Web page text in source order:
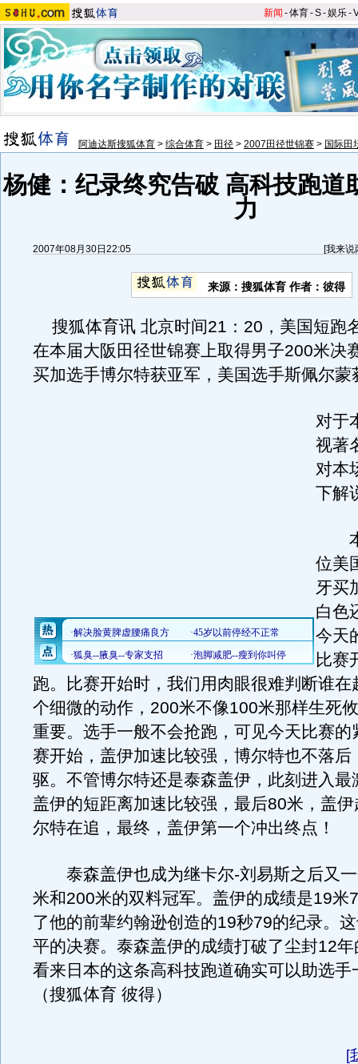
新闻 -体育-S-娱乐-
阿迪达斯搜狐体育 > 综合体育 > 田径 > 2007田径世锦赛 > 国际田
杨健：纪录终究告破 高科技跑道
力
2007年08月30日22:05 [我来说
来源：搜狐体育 作者：彼得
搜狐体育讯 北京时间21：20，美国短跑
在本届大阪田径世锦赛上取得男子200米决
买加选手博尔特获亚军，美国选手斯佩尔蒙
对于
视著
对本
下解
本
位美
牙买
白色
今天
比赛
跑。比赛开始时，我们用肉眼很难判断谁在
个细微的动作，200米不像100米那样生死
重要。选手一般不会抢跑，可见今天比赛的
赛开始，盖伊加速比较强，博尔特也不落后
驱。不管博尔特还是泰森盖伊，此刻进入最
盖伊的短距离加速比较强，最后80米，盖
尔特在追，最终，盖伊第一个冲出终点！
泰森盖伊也成为继卡尔-刘易斯之后又一
米和200米的双料冠军。盖伊的成绩是19米
了他的前辈约翰逊创造的19秒79的纪录。
平的决赛。泰森盖伊的成绩打破了尘封12
看来日本的这条高科技跑道确实可以助选手
（搜狐体育 彼得）
[